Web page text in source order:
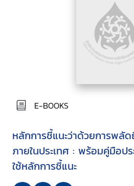
E-BOOKS
หลักการชี้แนะว่าด้วยการพลั
ภายในประเทศ : พร้อมคู่มือป
ใช้หลักการชี้แนะ